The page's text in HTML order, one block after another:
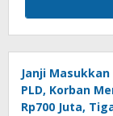
Janji Masukkan
PLD, Korban
Rp700 Juta,